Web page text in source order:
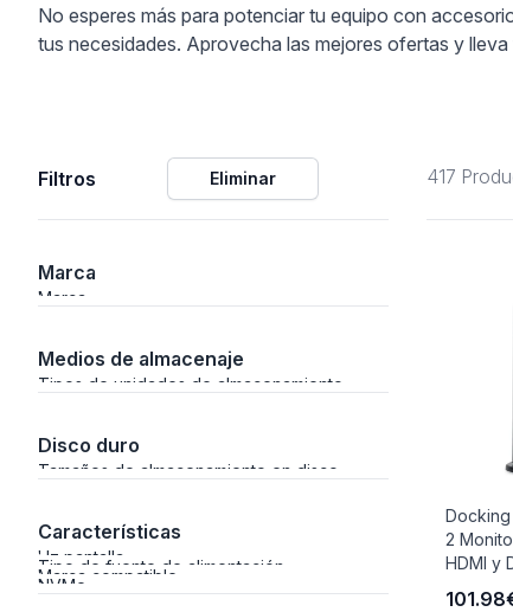
No esperes más para potenciar tu equipo con
tus necesidades. Aprovecha las mejores ofertas y
Filtros Eliminar
Marca
Marca
Medios de almacenaje
Tipos de unidades de almacenamiento
Disco duro
Tamaños de almacenamiento en disco
Características
Hz pantalla
Tipo de fuente de alimentación
Marca compatible
NVMe
417
Docking
2
HDMI y